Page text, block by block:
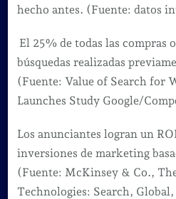
hecho antes. (Fuente: datos
El 25% de todas las compras
búsquedas realizadas
(Fuente: Value of Search for
Launches Study Google/
Los anunciantes logran un
inversiones de marketing
(Fuente: McKinsey & Co.,
Technologies: Search,